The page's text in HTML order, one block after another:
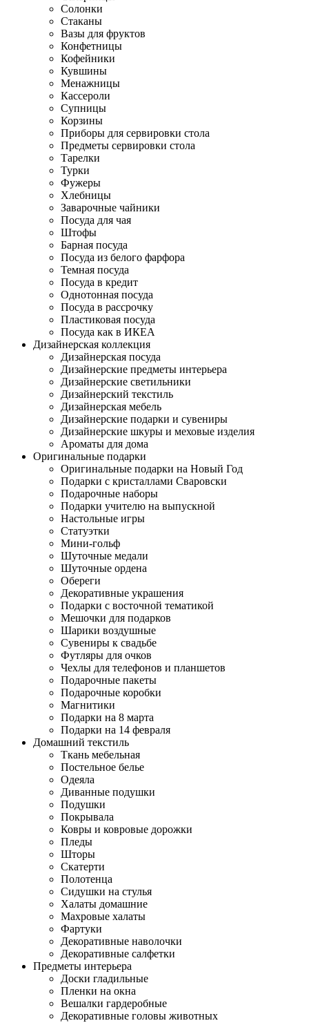
Солонки
Стаканы
Вазы для фруктов
Конфетницы
Кофейники
Кувшины
Менажницы
Кассероли
Супницы
Корзины
Приборы для сервировки стола
Предметы сервировки стола
Тарелки
Турки
Фужеры
Хлебницы
Заварочные чайники
Посуда для чая
Штофы
Барная посуда
Посуда из белого фарфора
Темная посуда
Посуда в кредит
Однотонная посуда
Посуда в рассрочку
Пластиковая посуда
Посуда как в ИКЕА
Дизайнерская коллекция
Дизайнерская посуда
Дизайнерские предметы интерьера
Дизайнерские светильники
Дизайнерский текстиль
Дизайнерская мебель
Дизайнерские подарки и сувениры
Дизайнерские шкуры и меховые изделия
Ароматы для дома
Оригинальные подарки
Оригинальные подарки на Новый Год
Подарки с кристаллами Сваровски
Подарочные наборы
Подарки учителю на выпускной
Настольные игры
Статуэтки
Мини-гольф
Шуточные медали
Шуточные ордена
Обереги
Декоративные украшения
Подарки с восточной тематикой
Мешочки для подарков
Шарики воздушные
Сувениры к свадьбе
Футляры для очков
Чехлы для телефонов и планшетов
Подарочные пакеты
Подарочные коробки
Магнитики
Подарки на 8 марта
Подарки на 14 февраля
Домашний текстиль
Ткань мебельная
Постельное белье
Одеяла
Диванные подушки
Подушки
Покрывала
Ковры и ковровые дорожки
Пледы
Шторы
Скатерти
Полотенца
Сидушки на стулья
Халаты домашние
Махровые халаты
Фартуки
Декоративные наволочки
Декоративные салфетки
Предметы интерьера
Доски гладильные
Пленки на окна
Вешалки гардеробные
Декоративные головы животных